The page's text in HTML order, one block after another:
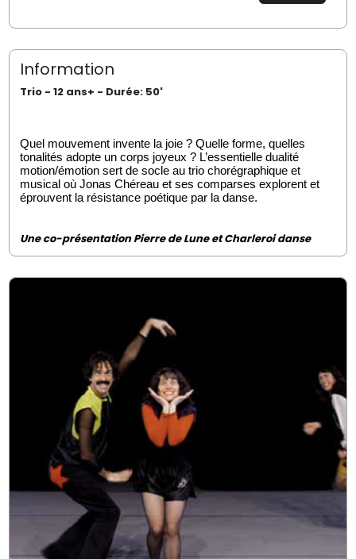
Information
Trio - 12 ans+ - Durée: 50'
Quel mouvement invente la joie ? Quelle forme, quelles
tonalités adopte un corps joyeux ? L’essentielle dualité
motion/émotion sert de socle au trio chorégraphique et
musical où Jonas Chéreau et ses comparses explorent et
éprouvent la résistance poétique par la danse.
Une co-présentation Pierre de Lune et Charleroi danse